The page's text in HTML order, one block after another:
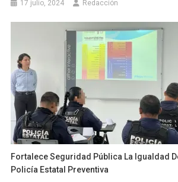
17 julio, 2024 Redacción
Fortalece Seguridad Pública La Igualdad
Policía Estatal Preventiva